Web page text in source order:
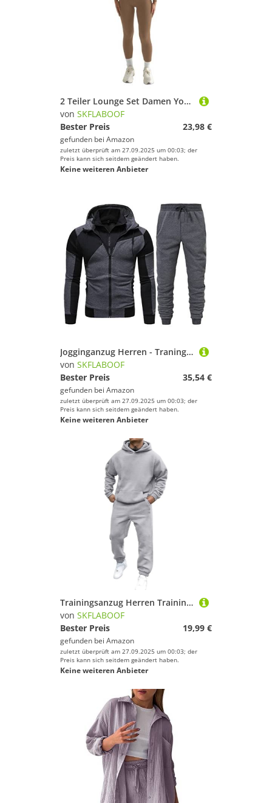
2 Teiler Lounge Set Damen Yoga Oberteil Jogginganzug Loungewear Gym Set Aesthetic Pilates Outfit Sport Set Klamotten Elegant Homewear Khaki L
von SKFLABOOF
Bester Preis
23,98 €
gefunden bei Amazon
zuletzt überprüft am 27.09.2025 um 00:03; der
Preis kann sich seitdem geändert haben.
Keine weiteren Anbieter
Jogginganzug Herren - Traningsanzuganzug Herren Leichte Baggy Jogger Hausanzug 2 Teiler Sommer Fussball Sportanzüge Für Sportanzug Damen Kuschelig Grau, L F
von SKFLABOOF
Bester Preis
35,54 €
gefunden bei Amazon
zuletzt überprüft am 27.09.2025 um 00:03; der
Preis kann sich seitdem geändert haben.
Keine weiteren Anbieter
Trainingsanzug Herren Trainingsanzug Fitness Jogging Hoodie Jogginghose Sportanzug Lässig mit Kapuze Modisch Bequemer Winter Einfarbig Tracksuits Freizeitanzug Hausanzug Jogginganzug Sweatanzug
von SKFLABOOF
Bester Preis
19,99 €
gefunden bei Amazon
zuletzt überprüft am 27.09.2025 um 00:03; der
Preis kann sich seitdem geändert haben.
Keine weiteren Anbieter